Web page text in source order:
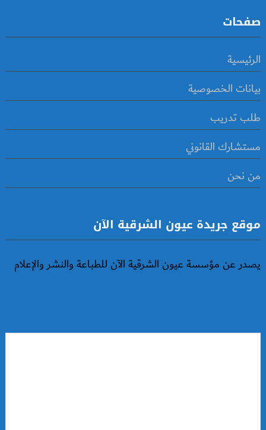
صفحات
الرئيسية
بيانات الخصوصية
طلب تدريب
مستشارك القانوني
من نحن
موقع جريدة عيون الشرقية الآن
يصدر عن مؤسسة عيون الشرقية الآن للطباعة والنشر والإعلام